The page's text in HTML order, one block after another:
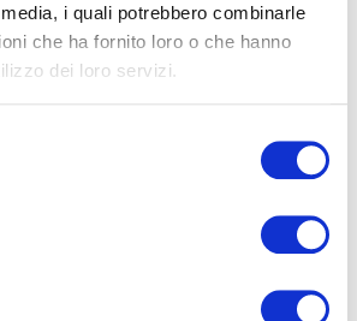
i quali potrebbero combinarle
che ha fornito loro o che hanno
dei loro servizi.
risorse naturali. Dal 2024 Oltremare 2.0 è
Metropolitani Adriatico, un progetto
e che confluisce nel più ampio
che amplia la ricerca a tutto il mar
un modo per avvicinare il pubblico,